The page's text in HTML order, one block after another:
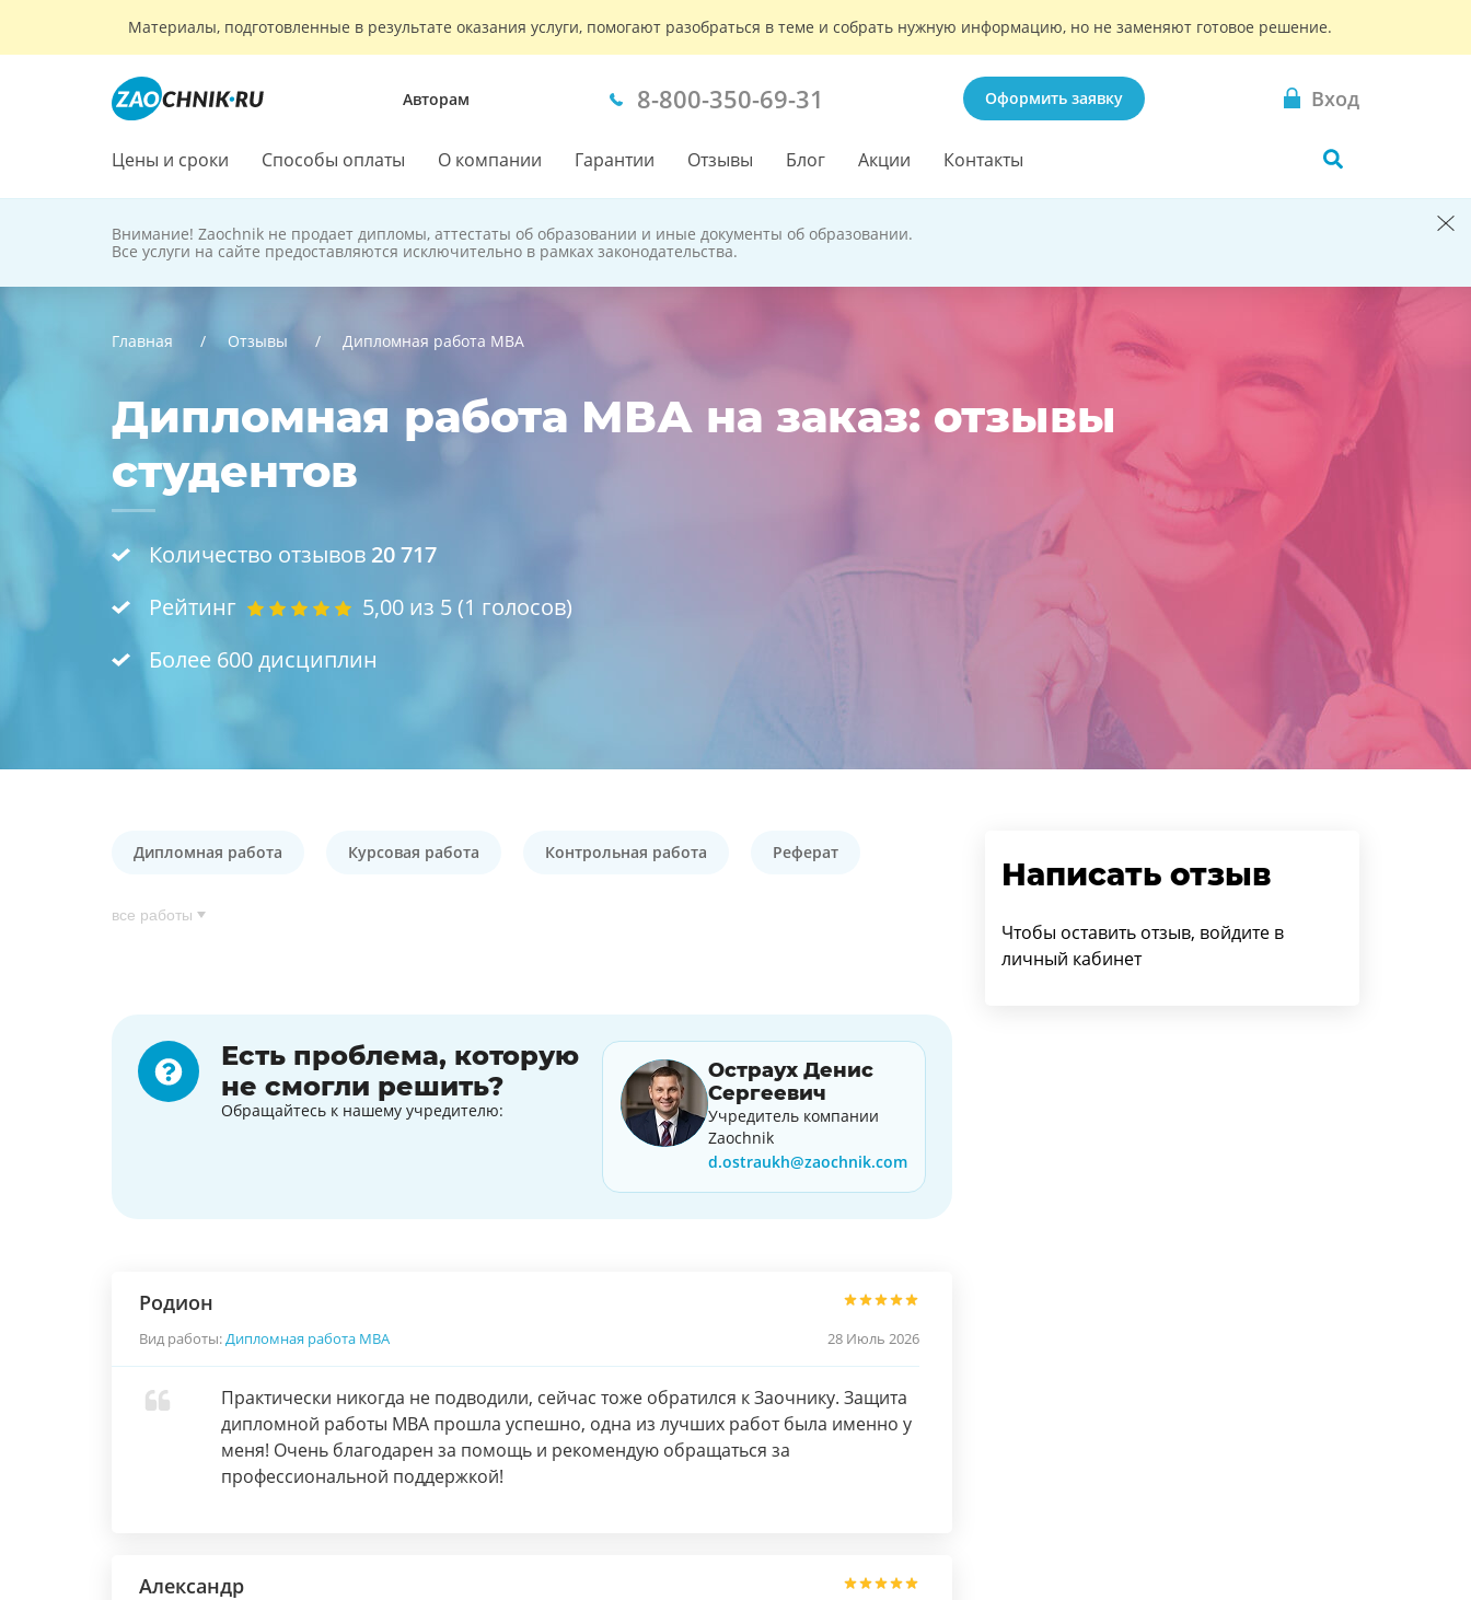
Материалы, подготовленные в результате оказания услуги, помогают разобраться в теме и собрать нужную информацию, но не заменяют готовое решение.
Авторам 8-800-350-69-31 Оформить заявку Вход
Цены и сроки Способы оплаты О компании Гарантии Отзывы Блог Акции Контакты
Zaochnik
не продает
Внимание! Zaochnik не продает дипломы, аттестаты об образовании и иные документы об образовании.
Все услуги на сайте предоставляются исключительно в рамках законодательства.
Главная Отзывы Дипломная работа МВА
Дипломная работа МВА на заказ: отзывы
студентов
Количество отзывов 20 717
Рейтинг
5,00 из 5 (1 голосов)
Более 600 дисциплин
Дипломная работа Курсовая работа Контрольная работа Реферат
все работы
Есть проблема, которую
не смогли решить?
Обращайтесь к нашему учредителю:
Остраух Денис
Сергеевич
Учредитель компании
Zaochnik
d.ostraukh@zaochnik.com
Родион
Вид работы:Дипломная работа МВА 28 Июль 2026
Практически никогда не подводили, сейчас тоже обратился к Заочнику. Защита
дипломной работы МВА прошла успешно, одна из лучших работ была именно у
меня! Очень благодарен за помощь и рекомендую обращаться за
профессиональной поддержкой!
Александр
Написать отзыв
Чтобы оставить отзыв, войдите в
личный кабинет